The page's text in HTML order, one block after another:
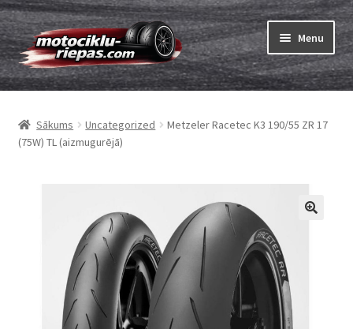
Skip
to
navigation
Skip
to
content
Menu
Riepas
Expand
menu
Kameras
Expand
Viss par riepām
Expand
Sākums Uncategorized
Metzeler Racetec K3 190/55 ZR 17
(75W) TL (aizmugurējā)